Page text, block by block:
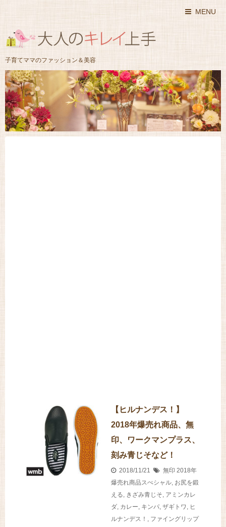
MENU
子育てママのファッション＆美容
【ヒルナンデス！】
2018年爆売れ商品、無
印、ワークマンプラス、
刻み青じそなど！
2018/11/21 無印 2018年
爆売れ商品スぺシャル, お尻を鍛
える, きざみ青じそ, アミンカレ
ダ, カレー, キンパ, ザギトワ, ヒ
ルナンデス！ , ファイングリップ